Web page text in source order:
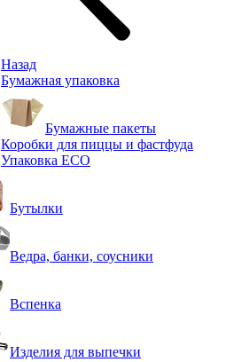
Назад
Бумажная упаковка
Бумажные пакеты
Коробки для пиццы и фастфуда
Упаковка ECO
Бутылки
Ведра, банки, соусники
Вспенка
Изделия для выпечки